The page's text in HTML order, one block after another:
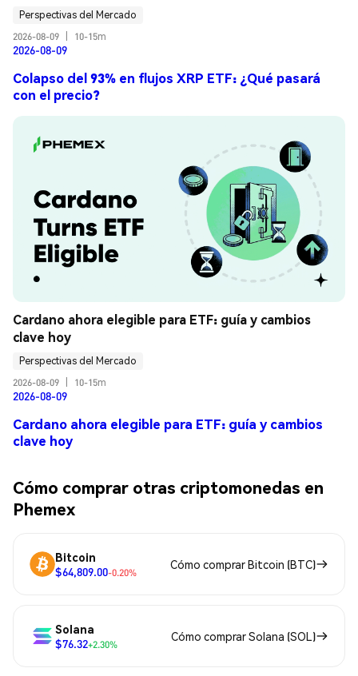
Perspectivas del Mercado
2026-08-09
10-15m
2026-08-09
Colapso del 93% en flujos XRP ETF: ¿Qué pasará
con el precio?
Cardano ahora elegible para ETF: guía y cambios
clave hoy
Perspectivas del Mercado
2026-08-09
10-15m
2026-08-09
Cardano ahora elegible para ETF: guía y cambios
clave hoy
Cómo comprar otras criptomonedas en
Phemex
Bitcoin
$64,809.00-0.20%
Cómo comprar Bitcoin (BTC)
Solana
$76.32+2.30%
Cómo comprar Solana (SOL)